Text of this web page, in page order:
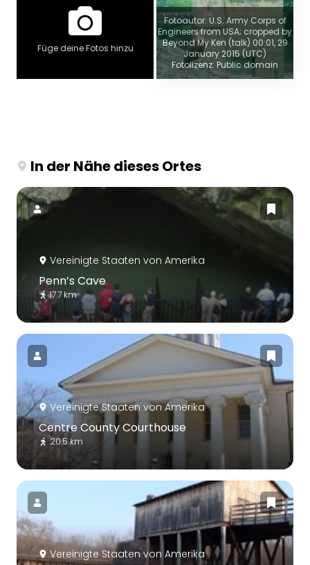
Füge deine Fotos hinzu
Fotoautor: U.S. Army Corps of
Engineers from USA; cropped by
Beyond My Ken (talk) 00:01, 29
January 2015 (UTC)
Fotolizenz: Public domain
In der Nähe dieses Ortes
Vereinigte Staaten von Amerika
Penn’s Cave
17.7 km
Vereinigte Staaten von Amerika
Centre County Courthouse
20.5 km
Vereinigte Staaten von Amerika